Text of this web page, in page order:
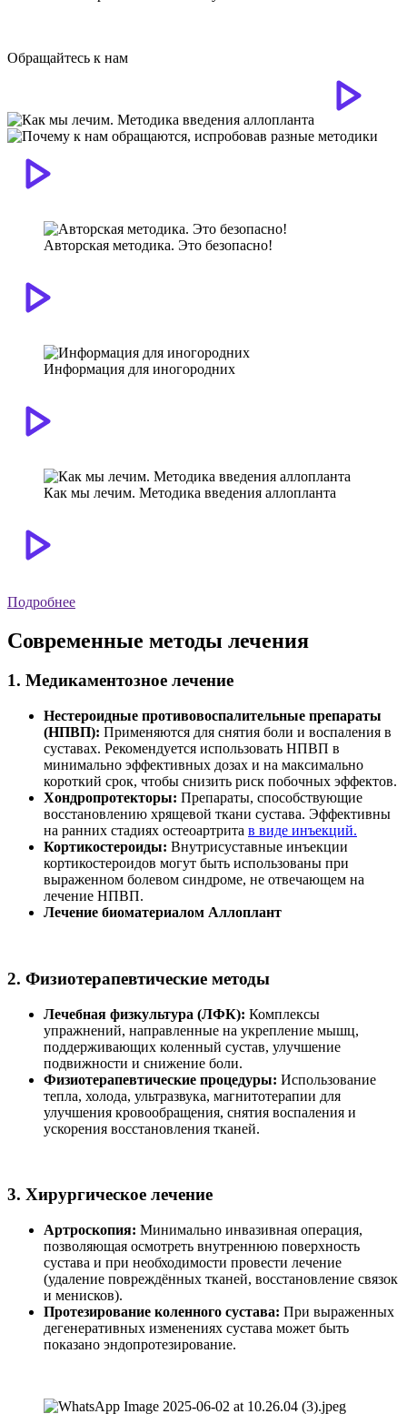
Обращайтесь к нам
Авторская методика. Это безопасно!
Информация для иногородних
Как мы лечим. Методика введения аллопланта
Подробнее
Современные методы лечения
1. Медикаментозное лечение
Нестероидные противовоспалительные препараты
(НПВП): Применяются для снятия боли и воспаления в
суставах. Рекомендуется использовать НПВП в
минимально эффективных дозах и на максимально
короткий срок, чтобы снизить риск побочных эффектов.
Хондропротекторы: Препараты, способствующие
восстановлению хрящевой ткани сустава. Эффективны
на ранних стадиях остеоартрита в виде инъекций.
Кортикостероиды: Внутрисуставные инъекции
кортикостероидов могут быть использованы при
выраженном болевом синдроме, не отвечающем на
лечение НПВП.
Лечение биоматериалом Аллоплант
2. Физиотерапевтические методы
Лечебная физкультура (ЛФК): Комплексы
упражнений, направленные на укрепление мышц,
поддерживающих коленный сустав, улучшение
подвижности и снижение боли.
Физиотерапевтические процедуры: Использование
тепла, холода, ультразвука, магнитотерапии для
улучшения кровообращения, снятия воспаления и
ускорения восстановления тканей.
3. Хирургическое лечение
Артроскопия: Минимально инвазивная операция,
позволяющая осмотреть внутреннюю поверхность
сустава и при необходимости провести лечение
(удаление повреждённых тканей, восстановление связок
и менисков).
Протезирование коленного сустава: При выраженных
дегенеративных изменениях сустава может быть
показано эндопротезирование.